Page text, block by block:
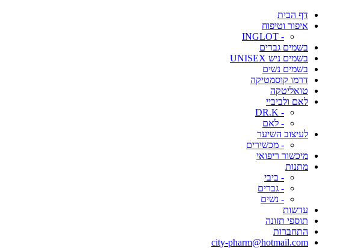
דף הבית
איפור וטיפוח
- INGLOT
בשמים גברים
בשמים ניש UNISEX
בשמים נשים
דרמו קוסמטיקה
טואליטקה
לאם ולביביי
- DR.K
- לאם
לעיצוב השיער
- מכשירים
מיכשור ריפואי
מתנות
- ביבי
- גברים
- נשים
עדשות
תוספי תזונה
התחברות
city-pharm@hotmail.com